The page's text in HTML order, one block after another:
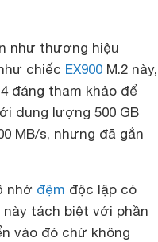
như thương hiệu
chiếc EX900 M.2 này,
đáng tham khảo để
dung lượng 500 GB
MB/s, nhưng đã gắn
nhớ đệm độc lập có
tách biệt với phần
vào đó chứ không